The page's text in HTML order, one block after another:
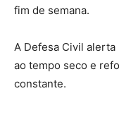
fim de semana.
A Defesa Civil alerta
ao tempo seco e
constante.